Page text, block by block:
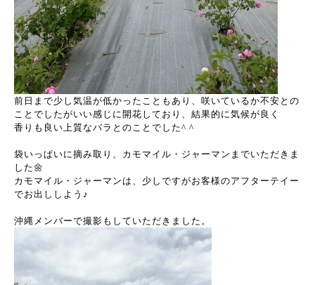
前日まで少し気温が低かったこともあり、咲いているか不安との
ことでしたがいい感じに開花しており、結果的に気候が良く
香りも良い上質なバラとのことでした^ ^
袋いっぱいに摘み取り、カモマイル・ジャーマンまでいただきま
した🌼
カモマイル・ジャーマンは、少しですがお客様のアフターテイー
でお出ししよう♪
沖縄メンバーで撮影もしていただきました。